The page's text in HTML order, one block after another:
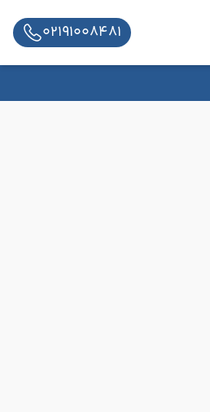
02191008481